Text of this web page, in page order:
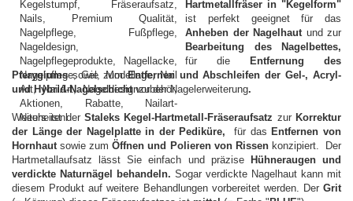
Hartmetallfräser in "Kegelform"
ist perfekt geeignet für das
Anheben der Nagelhaut und zur
Bearbeitung des Nagelbettes,
für die
Entfernung des
Pterygiumssowie zumEntfernen und Abschleifen der Gel-, Acryl-
und Hybrid-Nagelschichtvor der Nagelerweiterung.
Weiters ist derStaleks Kegel-Hartmetall-Fräseraufsatz zur Korrektur
der Länge der Nagelplatte in der Pediküre,
für das Entfernen von
Hornhaut sowie zumÖffnen und Polieren von Rissenkonzipiert. Der
Hartmetallaufsatz lässt Sie einfach und präzise
Hühneraugen und
verdickte Naturnägel behandeln. Sogar verdickte Nagelhaut kann mit
diesem Produkt auf weitere Behandlungen vorbereitet werden. Der Grit